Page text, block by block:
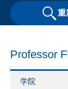
重
Professor
学院